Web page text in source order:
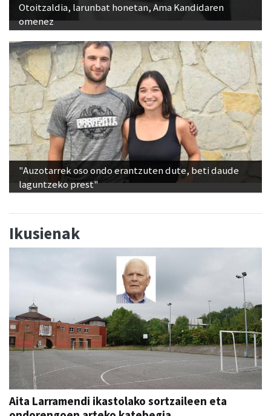
Otoitzaldia, larunbat honetan, Ama Kandidaren
omenez
"Auzotarrek oso ondo erantzuten dute, beti daude
laguntzeko prest"
Ikusienak
Aita Larramendi ikastolako sortzaileen eta